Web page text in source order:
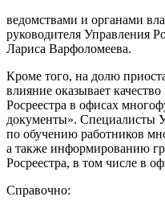
ведомствами и органами
руководителя Управления
Лариса Варфоломеева.
Кроме того, на долю
влияние оказывает
Росреестра в офисах
документы». Специалисты
по обучению работников
а также информированию
Росреестра, в том числе в
Справочно: